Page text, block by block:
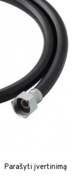
Parašyti įvertinimą